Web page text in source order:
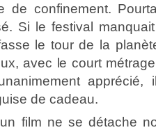
de confinement.
Si le festival
le tour de la
avec le court
de cadeau.
film ne se détache